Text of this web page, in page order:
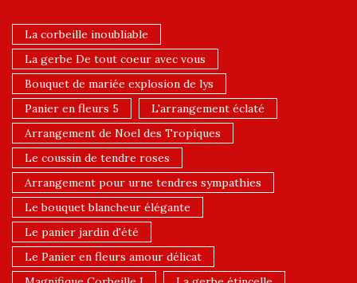
La corbeille inoubliable
La gerbe De tout coeur avec vous
Bouquet de mariée explosion de lys
Panier en fleurs 5
L'arrangement éclaté
Arrangement de Noel des Tropiques
Le coussin de tendre roses
Arrangement pour urne tendres sympathies
Le bouquet blancheur élégante
Le panier jardin d'été
Le Panier en fleurs amour délicat